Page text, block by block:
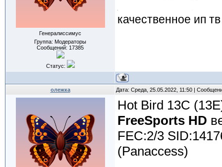
Генералиссимус
Группа: Модераторы
Сообщений: 17385
Статус:
качественное ип
олежка Дата: Среда, 25.05.2022, 11:50 |
Hot Bird 13C
FreeSports HD
FEC:2/3
(Panaccess)